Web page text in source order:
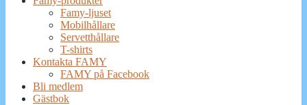
Famy-ljuset
Mobilhållare
Servetthållare
T-shirts
Kontakta FAMY
FAMY på Facebook
Bli medlem
Gästbok